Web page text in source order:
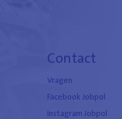
Contact
Vragen
Facebook Jobpol
Instagram Jobpol